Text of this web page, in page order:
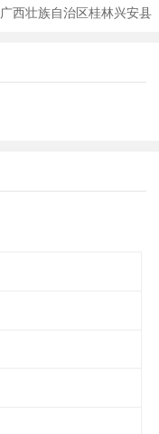
广西壮族自治区桂林兴安县